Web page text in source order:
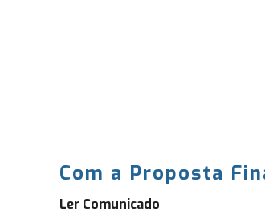
Com a Proposta
Ler Comunicado